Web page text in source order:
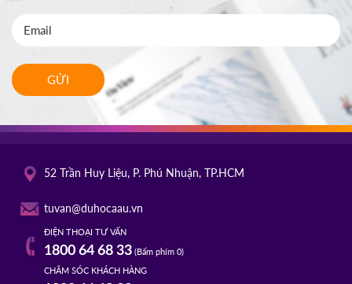
GỬI
52 Trần Huy Liệu, P. Phú Nhuận, TP.HCM
tuvan@duhocaau.vn
ĐIỆN THOẠI TƯ VẤN
1800 64 68 33(Bấm phím 0)
CHĂM SÓC KHÁCH HÀNG